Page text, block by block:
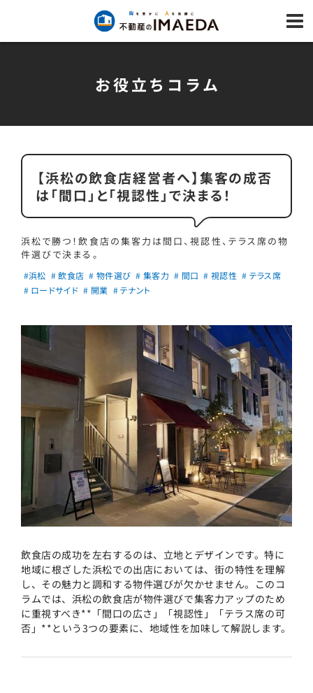
お役立ちコラム
【浜松の飲食店経営者へ】集客の成否
は「間口」と「視認性」で決まる！
浜松で勝つ！飲食店の集客力は間口、視認性、テラス席の物
件選びで決まる。
#浜松 # 飲食店 # 物件選び # 集客力 # 間口 # 視認性 # テラス席
# ロードサイド # 開業 # テナント
飲食店の成功を左右するのは、立地とデザインです。特に
地域に根ざした浜松での出店においては、街の特性を理解
し、その魅力と調和する物件選びが欠かせません。このコ
ラムでは、浜松の飲食店が物件選びで集客力アップのため
に重視すべき**「間口の広さ」「視認性」「テラス席の可
否」**という3つの要素に、地域性を加味して解説します。